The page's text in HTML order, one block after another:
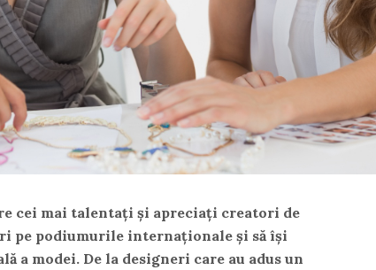
cei mai talentați și apreciați creatori de
pe podiumurile internaționale și să își
a modei. De la designeri care au adus un